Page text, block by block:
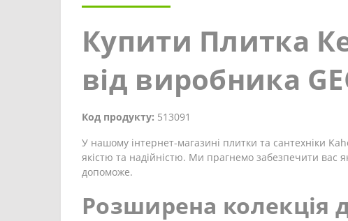
Купити Плитка
від виробника
Код продукту: 513091
У нашому інтернет-магазині плитки та сантехніки
якістю та надійністю. Ми прагнемо забезпечити вас
допоможе.
Розширена колекція